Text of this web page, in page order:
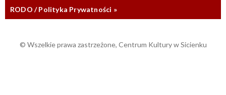
RODO / Polityka Prywatności »
© Wszelkie prawa zastrzeżone, Centrum Kultury w Sicienku